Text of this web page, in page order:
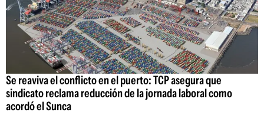
Se reaviva el conflicto en el puerto: TCP asegura que
sindicato reclama reducción de la jornada laboral como
acordó el Sunca